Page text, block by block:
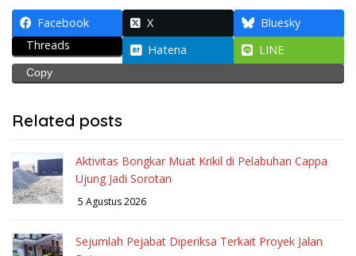
Facebook X
Bluesky
Threads
Hatena LINE
Copy
Related posts
Aktivitas Bongkar Muat Krikil di Pelabuhan Cappa
Ujung Jadi Sorotan
5 Agustus 2026
Sejumlah Pejabat Diperiksa Terkait Proyek Jalan